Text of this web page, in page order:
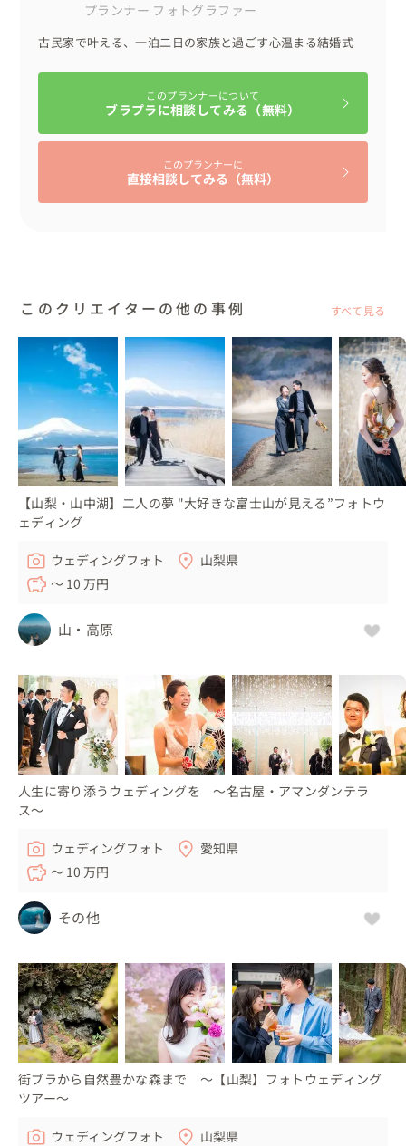
プランナー フォトグラファー
古民家で叶える、一泊二日の家族と過ごす心温まる結婚式
このプランナーについて
ブラプラに相談してみる（無料）
このプランナーに
直接相談してみる（無料）
このクリエイターの他の事例 すべて見る
【山梨・山中湖】二人の夢 "大好きな富士山が見える”フォトウ
ェディング
ウェディングフォト
山梨県
〜 10 万円
山・高原
人生に寄り添うウェディングを 〜名古屋・アマンダンテラ
ス〜
ウェディングフォト
愛知県
〜 10 万円
その他
街ブラから自然豊かな森まで 〜【山梨】フォトウェディング
ツアー〜
ウェディングフォト
山梨県